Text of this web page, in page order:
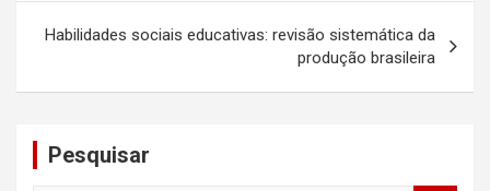
Habilidades sociais educativas: revisão sistemática da
produção brasileira
Pesquisar